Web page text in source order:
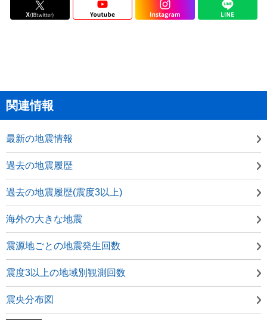
関連情報
最新の地震情報
過去の地震履歴
過去の地震履歴(震度3以上)
海外の大きな地震
震源地ごとの地震発生回数
震度3以上の地域別観測回数
震央分布図